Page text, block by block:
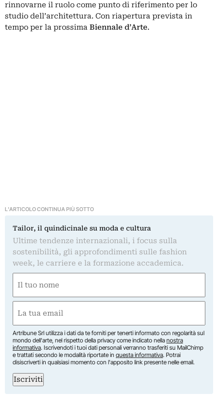
rinnovarne il ruolo come punto di riferimento per lo
studio dell’architettura. Con riapertura prevista in
tempo per la prossima Biennale d’Arte.
L'ARTICOLO CONTINUA PIÙ SOTTO
Tailor, il quindicinale su moda e cultura
Ultime tendenze internazionali, i focus sulla
sostenibilità, gli approfondimenti sulle fashion
week, le carriere e la formazione accademica.
(Obbligatorio)
(Obbligatorio)
Artribune Srl utilizza i dati da te forniti per tenerti informato con regolarità sul
mondo dell'arte, nel rispetto della privacy come indicato nella nostra
informativa. Iscrivendoti i tuoi dati personali verranno trasferiti su MailChimp
e trattati secondo le modalità riportate in questa informativa. Potrai
disiscriverti in qualsiasi momento con l'apposito link presente nelle email.
Iscriviti